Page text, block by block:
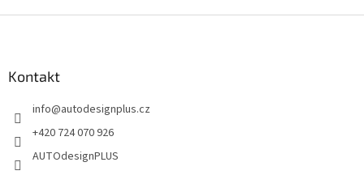
l
Kontakt
info@autodesignplus.cz
+420 724 070 926
AUTOdesignPLUS